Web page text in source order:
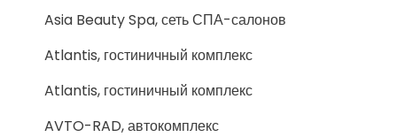
Asia Beauty Spa, сеть СПА-салонов
Atlantis, гостиничный комплекс
Atlantis, гостиничный комплекс
AVTO-RAD, автокомплекс